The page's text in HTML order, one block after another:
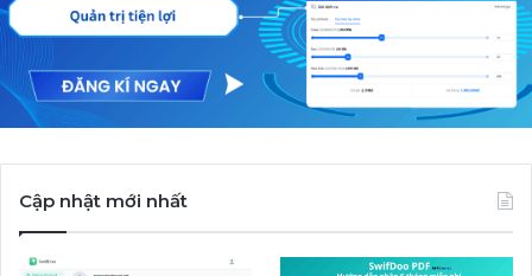
Cập nhật mới nhất